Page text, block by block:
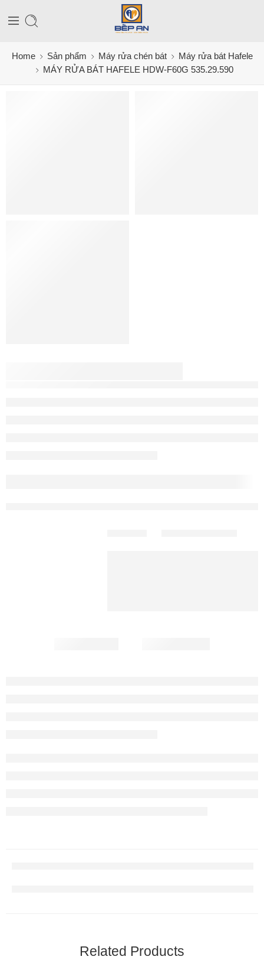
Home Sản phẩm Máy rửa chén bát
Máy rửa bát Hafele
MÁY RỬA BÁT HAFELE HDW-F60G 535.29.590
Related Products